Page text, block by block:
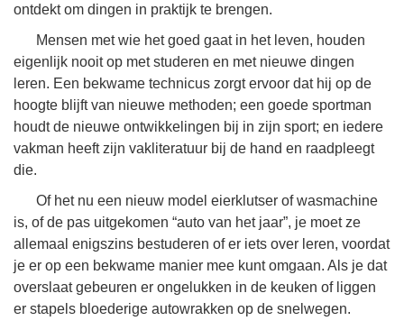
ontdekt om dingen in praktijk te brengen.
Mensen met wie het goed gaat in het leven, houden
eigenlijk nooit op met studeren en met nieuwe dingen
leren. Een bekwame technicus zorgt ervoor dat hij op de
hoogte blijft van nieuwe methoden; een goede sportman
houdt de nieuwe ontwikkelingen bij in zijn sport; en iedere
vakman heeft zijn vakliteratuur bij de hand en raadpleegt
die.
Of het nu een nieuw model eierklutser of wasmachine
is, of de pas uitgekomen “auto van het jaar”, je moet ze
allemaal enigszins bestuderen of er iets over leren, voordat
je er op een bekwame manier mee kunt omgaan. Als je dat
overslaat gebeuren er ongelukken in de keuken of liggen
er stapels bloederige autowrakken op de snelwegen.